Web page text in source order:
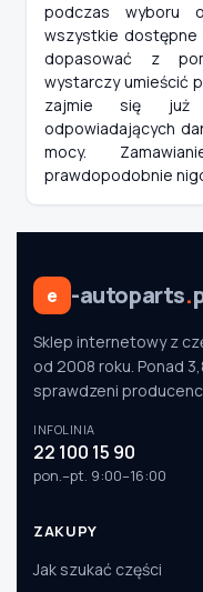
podczas wyboru
wszystkie dostępne
dopasować z
wystarczy umieścić
zajmie się już
odpowiadających
mocy.
prawdopodobnie
e -autoparts.
Sklep internetowy z
od 2008 roku. Ponad
sprawdzeni
INFOLINIA
22 100 15 90
pon.–pt. 9:00–16:00
ZAKUPY
Jak szukać części